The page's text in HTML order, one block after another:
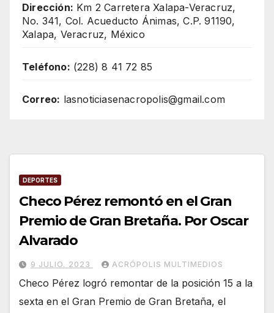
Dirección: Km 2 Carretera Xalapa-Veracruz,
No. 341, Col. Acueducto Ánimas, C.P. 91190,
Xalapa, Veracruz, México
Teléfono: (228) 8 41 72 85
Correo: lasnoticiasenacropolis@gmail.com
DEPORTES
Checo Pérez remontó en el Gran
Premio de Gran Bretaña. Por Oscar
Alvarado
9 JULIO, 2023 ACRÓPOLIS MULTIMEDIOS
Checo Pérez logró remontar de la posición 15 a la
sexta en el Gran Premio de Gran Bretaña, el